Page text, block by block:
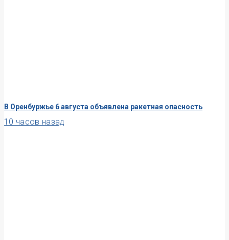
В Оренбуржье 6 августа объявлена ракетная опасность
10 часов назад